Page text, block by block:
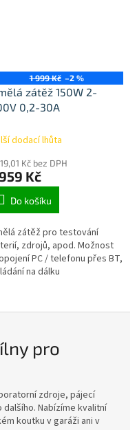
1 999 Kč –2 %
zátěž 150W 2-
0,2-30A
dodací lhůta
Kč bez DPH
Kč
Do košíku
zátěž pro testování
zdrojů, apod. Možnost
PC / telefonu přes BT,
na dálku
pro
zdroje, pájecí
Nabízíme kvalitní
koutku v garáži ani v